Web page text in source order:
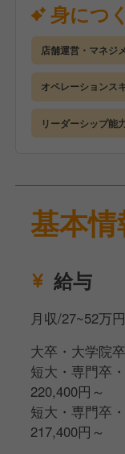
レーションを習
接客や調理の経
る経営の本質を
▼入社2年目以
ストアマネジャ
を担います。
理などを実施し
営のスキルを磨
ストアマネジャ
の業務に携わる
様々な経験を通
きます。
▼入社9年目以
経営者の視点に
だきます。
身につ
店舗運営・マネジ
オペレーションス
リーダーシップ能
基本情
給与
月収/27~52万円
大卒・大学院
短大・専門卒
220,400円～
短大・専門卒
217,400円～